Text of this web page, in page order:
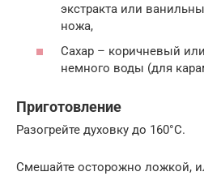
экстракта или
ножа,
Сахар – коричневый
немного воды (для
Приготовление
Разогрейте духовку до 160°C.
Смешайте осторожно ложкой,